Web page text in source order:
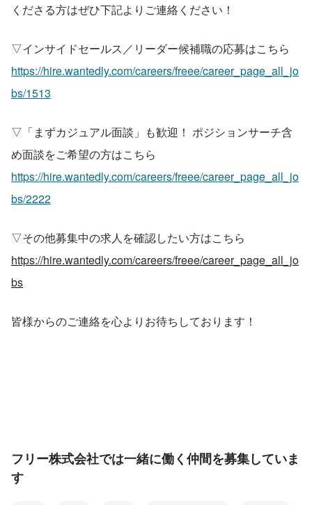
くださる方はぜひ下記よりご連絡ください！
▽インサイドセールス／リーダー候補職の応募はこちら
https://hire.wantedly.com/careers/freee/career_page_all_jo
bs/1513
▽「まずカジュアル面談」も歓迎！ ポジションサーチ含
め面談をご希望の方はこちら
https://hire.wantedly.com/careers/freee/career_page_all_jo
bs/2222
▽その他募集中の求人を確認したい方はこちら
https://hire.wantedly.com/careers/freee/career_page_all_jo
bs
皆様からのご連絡を心よりお待ちしております！
フリー株式会社では一緒に働く仲間を募集していま
す